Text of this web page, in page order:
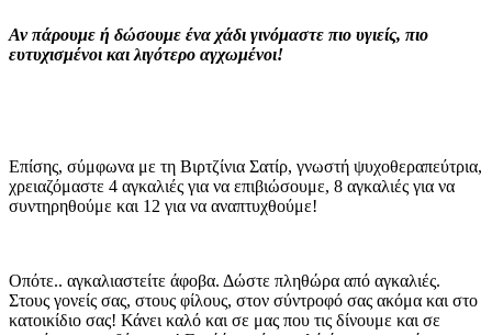
Αν πάρουμε ή δώσουμε ένα χάδι γινόμαστε πιο υγιείς, πιο
ευτυχισμένοι και λιγότερο αγχωμένοι!
Επίσης, σύμφωνα με τη Βιρτζίνια Σατίρ, γνωστή ψυχοθεραπεύτρια,
χρειαζόμαστε 4 αγκαλιές για να επιβιώσουμε, 8 αγκαλιές για να
συντηρηθούμε και 12 για να αναπτυχθούμε!
Οπότε.. αγκαλιαστείτε άφοβα. Δώστε πληθώρα από αγκαλιές.
Στους γονείς σας, στους φίλους, στον σύντροφό σας ακόμα και στο
κατοικίδιο σας! Κάνει καλό και σε μας που τις δίνουμε και σε